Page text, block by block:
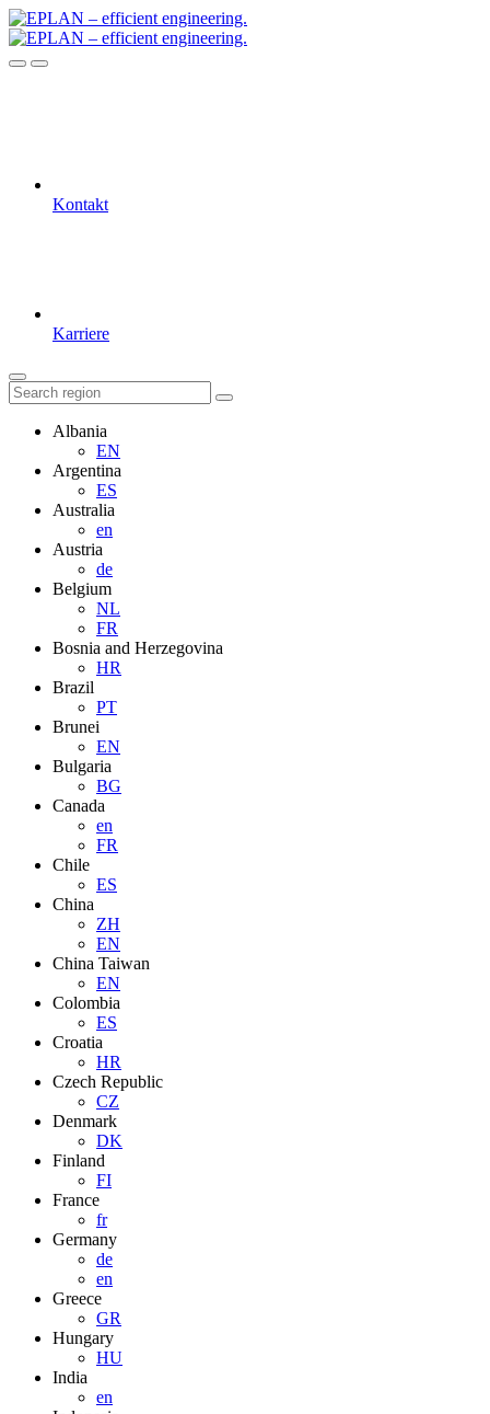
Kontakt
Karriere
Albania
EN
Argentina
ES
Australia
en
Austria
de
Belgium
NL
FR
Bosnia and Herzegovina
HR
Brazil
PT
Brunei
EN
Bulgaria
BG
Canada
en
FR
Chile
ES
China
ZH
EN
China Taiwan
EN
Colombia
ES
Croatia
HR
Czech Republic
CZ
Denmark
DK
Finland
FI
France
fr
Germany
de
en
Greece
GR
Hungary
HU
India
en